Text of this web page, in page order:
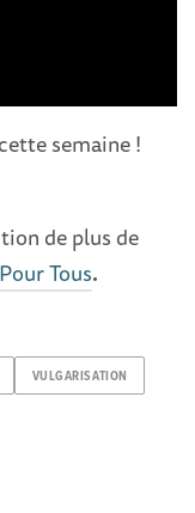
semaine !
de plus de
Tous.
VULGARISATION